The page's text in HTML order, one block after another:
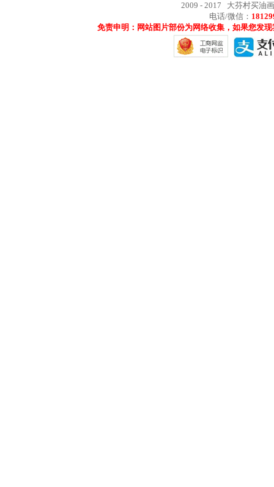
2009 - 2017 大芬村买油
电话/微信：
免责申明：网站图片部份为网络收集，如果您发